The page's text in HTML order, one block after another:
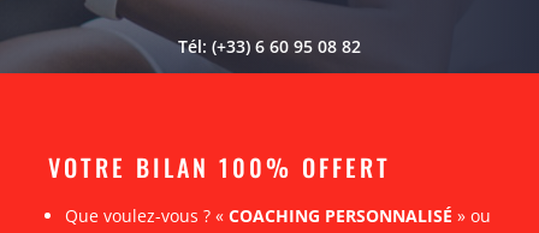
Tél: (+33) 6 60 95 08 82
VOTRE BILAN 100% OFFERT
Que voulez-vous ? « COACHING PERSONNALISÉ » ou